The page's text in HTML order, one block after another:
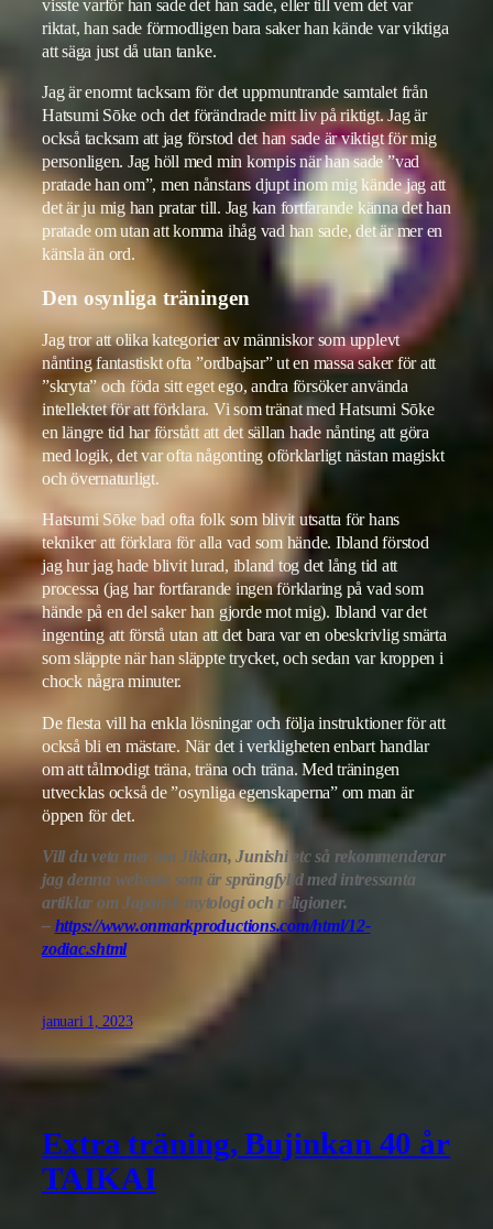
visste varför han sade det han sade, eller till vem det var
riktat, han sade förmodligen bara saker han kände var viktiga
att säga just då utan tanke.
Jag är enormt tacksam för det uppmuntrande samtalet från
Hatsumi Sōke och det förändrade mitt liv på riktigt. Jag är
också tacksam att jag förstod det han sade är viktigt för mig
personligen. Jag höll med min kompis när han sade ”vad
pratade han om”, men nånstans djupt inom mig kände jag att
det är ju mig han pratar till. Jag kan fortfarande känna det han
pratade om utan att komma ihåg vad han sade, det är mer en
känsla än ord.
Den osynliga träningen
Jag tror att olika kategorier av människor som upplevt
nånting fantastiskt ofta ”ordbajsar” ut en massa saker för att
”skryta” och föda sitt eget ego, andra försöker använda
intellektet för att förklara. Vi som tränat med Hatsumi Sōke
en längre tid har förstått att det sällan hade nånting att göra
med logik, det var ofta någonting oförklarligt nästan magiskt
och övernaturligt.
Hatsumi Sōke bad ofta folk som blivit utsatta för hans
tekniker att förklara för alla vad som hände. Ibland förstod
jag hur jag hade blivit lurad, ibland tog det lång tid att
processa (jag har fortfarande ingen förklaring på vad som
hände på en del saker han gjorde mot mig). Ibland var det
ingenting att förstå utan att det bara var en obeskrivlig smärta
som släppte när han släppte trycket, och sedan var kroppen i
chock några minuter.
De flesta vill ha enkla lösningar och följa instruktioner för att
också bli en mästare. När det i verkligheten enbart handlar
om att tålmodigt träna, träna och träna. Med träningen
utvecklas också de ”osynliga egenskaperna” om man är
öppen för det.
Vill du veta mer om Jikkan, Junishi etc så rekommenderar
jag denna websida som är sprängfylld med intressanta
artiklar om Japansk mytologi och religioner.
– https://www.onmarkproductions.com/html/12-
zodiac.shtml
januari 1, 2023
Extra träning, Bujinkan 40 år
TAIKAI